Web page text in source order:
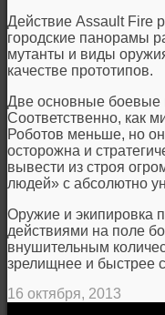
Действие Assault Fire
городские панорамы
мутанты и виды
качестве прототипов.
Две основные боевые
Соответственно, как
Роботов меньше, но
осторожна и
вывести из строя
людей» с абсолютно
Оружие и экипировка
действиями на поле
внушительным
зрелищнее и быстрее
16 октября, 2013